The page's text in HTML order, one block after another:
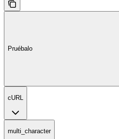
Pruébalo
cURL
multi_character